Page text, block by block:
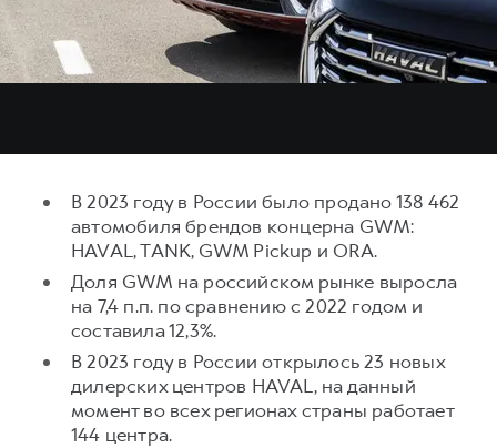
от 2 899 000 ₽ от 3 599 000 ₽
POER
Тест-драйв
Трейд-ин
Страхование
Кредит
КОРПОРАТИВНЫМ КЛИЕНТАМ
Для малого бизнеса
Корпоративным клиентам
Крупным корпоративным клиентам
СЕРВИСНОЕ ОБСЛУЖИВАНИЕ
Нулевое ТО
ПОДДЕРЖКА
GWM Безопасность
Гарантия HAVAL
Мобильное приложение GWM
Программа «HAVAL Защита+»
Руководства по эксплуатации
О дилере
Наша команда
В 2023 году в России было продано 138 462
автомобиля брендов концерна GWM:
HAVAL, TANK, GWM Pickup и ORA.
Доля GWM на российском рынке выросла
на 7,4 п.п. по сравнению с 2022 годом и
составила 12,3%.
В 2023 году в России открылось 23 новых
дилерских центров HAVAL, на данный
момент во всех регионах страны работает
144 центра.